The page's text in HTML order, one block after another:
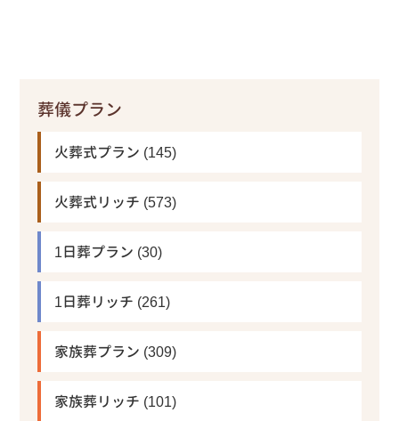
葬儀プラン
火葬式プラン (145)
火葬式リッチ (573)
1日葬プラン (30)
1日葬リッチ (261)
家族葬プラン (309)
家族葬リッチ (101)